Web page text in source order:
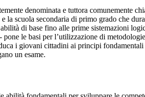
denominata e tuttora comunemente
la scuola secondaria di primo grado che
di base fino alle prime sistemazioni
le basi per l’utilizzazione di
i giovani cittadini ai principi
un esame.